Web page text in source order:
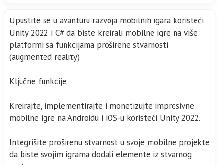
Upustite se u avanturu razvoja mobilnih igara koristeći
Unity 2022 i C# da biste kreirali mobilne igre na više
platformi sa funkcijama proširene stvarnosti
(augmented reality)
Ključne funkcije
Kreirajte, implementirajte i monetizujte impresivne
mobilne igre na Androidu i iOS-u koristeći Unity 2022.
Integrišite proširenu stvarnost u svoje mobilne projekte
da biste svojim igrama dodali elemente iz stvarnog